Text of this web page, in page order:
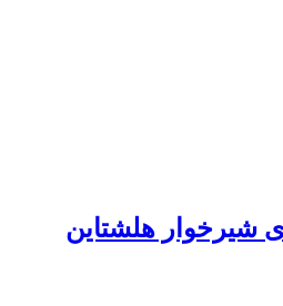
شیرخوار هلشتاین